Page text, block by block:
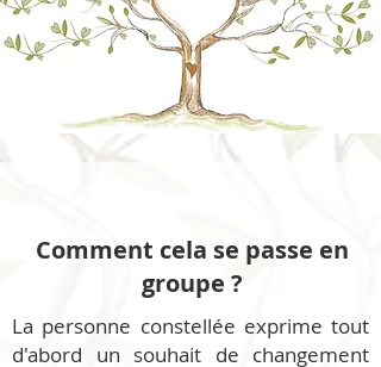
Comment cela se passe en
groupe ?
La personne constellée exprime tout
d'abord un souhait de changement